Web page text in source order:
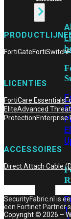
1
FortiGateFortiSwitch
LICENTIES
FortiCare Essentials
EliteAdvanced
ProtectionEnterprise
ACCESSOIRES
Direct Attach Cable
SecurityFabric.nl is
een Fortinet Partner
Copyright © 2026 –